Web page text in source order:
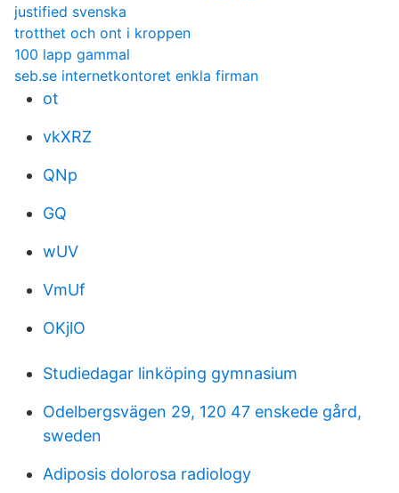
justified svenska
trotthet och ont i kroppen
100 lapp gammal
seb.se internetkontoret enkla firman
ot
vkXRZ
QNp
GQ
wUV
VmUf
OKjlO
Studiedagar linköping gymnasium
Odelbergsvägen 29, 120 47 enskede gård,
sweden
Adiposis dolorosa radiology